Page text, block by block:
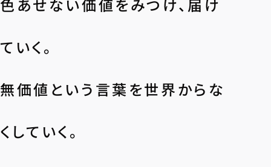
色あせない価値をみつけ、届け
ていく。
無価値という言葉を世界からな
くしていく。